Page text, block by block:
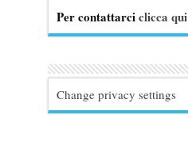
Per contattarciclicca qui
Change privacy settings